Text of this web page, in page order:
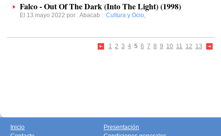
Falco - Out Of The Dark (Into The Light) (1998)
El 13 mayo 2022 por Abacab : Cultura y Ocio,
1 2 3 4 5 6 7 8 9 10 11 12 13
Inicio
Presentación